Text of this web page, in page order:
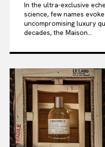
In the ultra-exclusive
science, few names
uncompromising luxury
decades, the Maison...